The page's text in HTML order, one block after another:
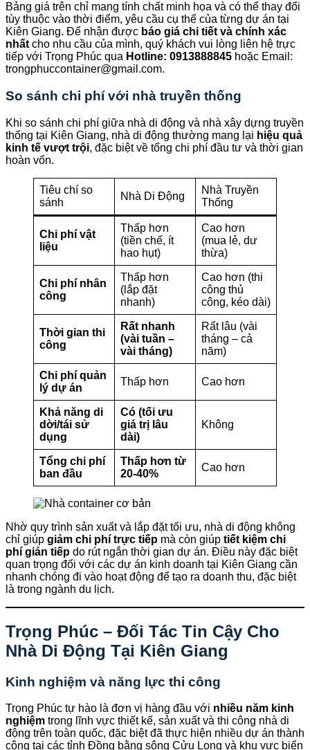
Bảng giá trên chỉ mang tính chất minh họa và có thể thay đổi
tùy thuộc vào thời điểm, yêu cầu cụ thể của từng dự án tại
Kiên Giang. Để nhận được báo giá chi tiết và chính xác
nhấtcho nhu cầu của mình, quý khách vui lòng liên hệ trực
tiếp với Trọng Phúc qua Hotline: 0913888845 hoặc Email:
trongphuccontainer@gmail.com.
So sánh chi phí với nhà truyền thống
Khi so sánh chi phí giữa nhà di động và nhà xây dựng truyền
thống tại Kiên Giang, nhà di động thường mang lại hiệu quả
kinh tế vượt trội, đặc biệt về tổng chi phí đầu tư và thời gian
hoàn vốn.
Tiêu chí so
sánh
Nhà Di Động
Nhà Truyền
Thống
Chi phí vật
liệu
Thấp hơn
(tiền chế, ít
hao hụt)
Cao hơn
(mua lẻ, dư
thừa)
Chi phí nhân
công
Thấp hơn
(lắp đặt
nhanh)
Cao hơn (thi
công thủ
công, kéo dài)
Thời gian thi
công
Rất nhanh
(vài tuần –
vài tháng)
Rất lâu (vài
tháng – cả
năm)
Chi phí quản
lý dự án
Thấp hơn Cao hơn
Khả năng di
dời/tái sử
dụng
Có (tối ưu
giá trị lâu
dài)
Không
Tổng chi phí
ban đầu
Thấp hơn từ
20-40%
Cao hơn
Nhờ quy trình sản xuất và lắp đặt tối ưu, nhà di động không
chỉ giúp giảm chi phí trực tiếp mà còn giúp tiết kiệm chi
phí gián tiếp do rút ngắn thời gian dự án. Điều này đặc biệt
quan trọng đối với các dự án kinh doanh tại Kiên Giang cần
nhanh chóng đi vào hoạt động để tạo ra doanh thu, đặc biệt
là trong ngành du lịch.
Trọng Phúc – Đối Tác Tin Cậy Cho
Nhà Di Động Tại Kiên Giang
Kinh nghiệm và năng lực thi công
Trọng Phúc tự hào là đơn vị hàng đầu với nhiều năm kinh
nghiệm trong lĩnh vực thiết kế, sản xuất và thi công nhà di
động trên toàn quốc, đặc biệt đã thực hiện nhiều dự án thành
công tại các tỉnh Đồng bằng sông Cửu Long và khu vực biển